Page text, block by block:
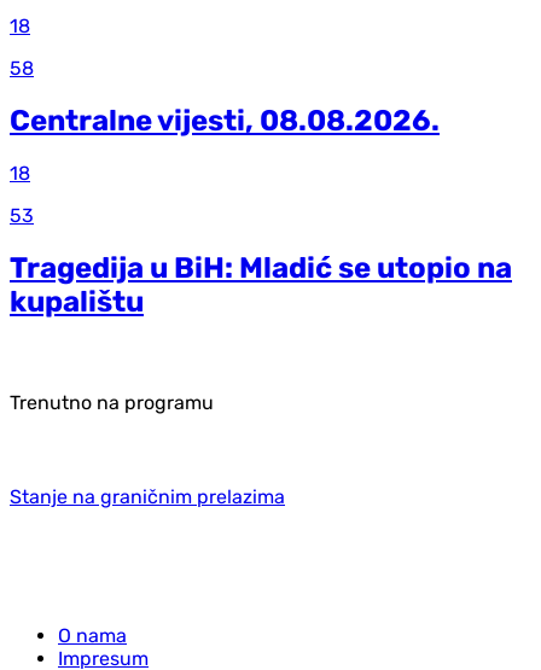
18
58
Centralne vijesti, 08.08.2026.
18
53
Tragedija u BiH: Mladić se utopio na
kupalištu
Trenutno na programu
Stanje na graničnim prelazima
O nama
Impresum